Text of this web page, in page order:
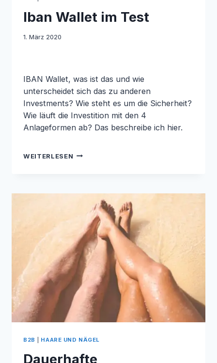
UND
Iban Wallet im Test
1. März 2020
IBAN Wallet, was ist das und wie
unterscheidet sich das zu anderen
Investments? Wie steht es um die Sicherheit?
Wie läuft die Investition mit den 4
Anlageformen ab? Das beschreibe ich hier.
WEITERLESEN IBAN
B2B HAARE UND NÄGEL
Dauerhafte